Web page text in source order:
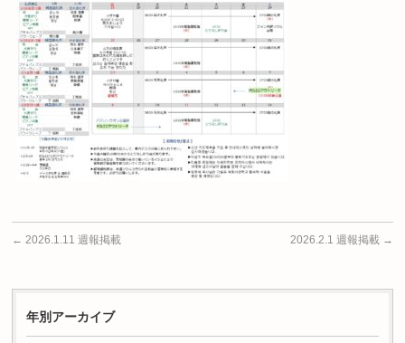
← 2026.1.11 週報掲載 2026.2.1 週報掲載 →
年別アーカイブ